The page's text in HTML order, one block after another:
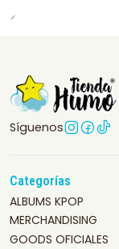
Síguenos
Categorías
ALBUMS KPOP
MERCHANDISING
GOODS OFICIALES